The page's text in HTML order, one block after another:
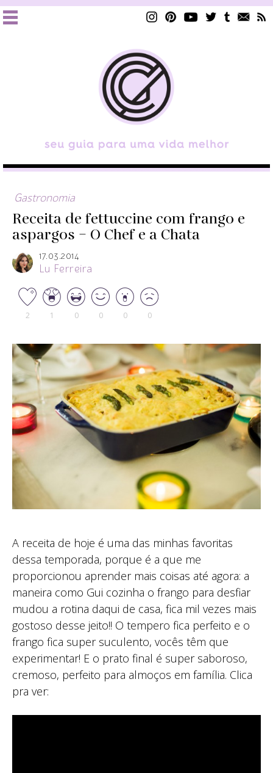
Gastronomia
Receita de fettuccine com frango e
aspargos – O Chef e a Chata
17.03.2014
Lu Ferreira
2 1 0 0 0 0
A receita de hoje é uma das minhas favoritas
dessa temporada, porque é a que me
proporcionou aprender mais coisas até agora: a
maneira como Gui cozinha o frango para desfiar
mudou a rotina daqui de casa, fica mil vezes mais
gostoso desse jeito!! O tempero fica perfeito e o
frango fica super suculento, vocês têm que
experimentar! E o prato final é super saboroso,
cremoso, perfeito para almoços em família. Clica
pra ver: